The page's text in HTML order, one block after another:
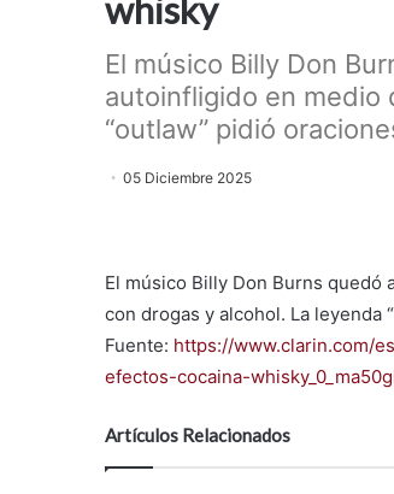
whisky
El músico Billy Don
autoinfligido en medio
“outlaw” pidió
05 Diciembre 2025
El músico Billy Don Burns
con drogas y alcohol. La leyenda
Fuente: https://www.clarin.com/
efectos-cocaina-
Artículos Relacionados